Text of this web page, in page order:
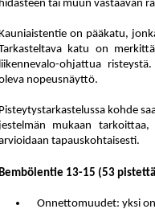
tai muun vastaavan
on pääkatu,
katu on
ohjattua
nopeusnäyttö.
kohde
telmän mukaan tarkoittaa,
tapauskohtaisesti.
13-15 (53 pistet
Onnettomuudet: yksi